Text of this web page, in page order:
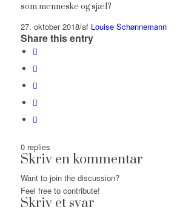
som menneske og sjæl?
27. oktober 2018/af Louise Schønnemann
Share this entry
0 replies
Skriv en kommentar
Want to join the discussion?
Feel free to contribute!
Skriv et svar